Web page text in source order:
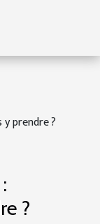
prendre ?
?